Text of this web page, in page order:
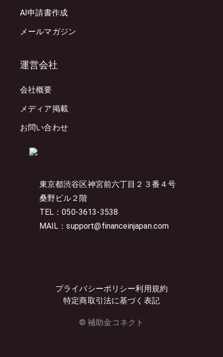
東京都渋谷区神宮前六丁目２３番４号
桑野ビル２階
TEL：050-3613-3538
MAIL：support@financeinjapan.com
プライバシーポリシー利用規約
特定商取引法に基づく表記
© 補助金コネクト
AI申請書作成
メールマガジン
運営会社
会社概要
メディア掲載
お問い合わせ